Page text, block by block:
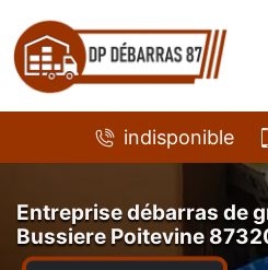
indisponible
Entreprise débarras de
Bussiere Poitevine